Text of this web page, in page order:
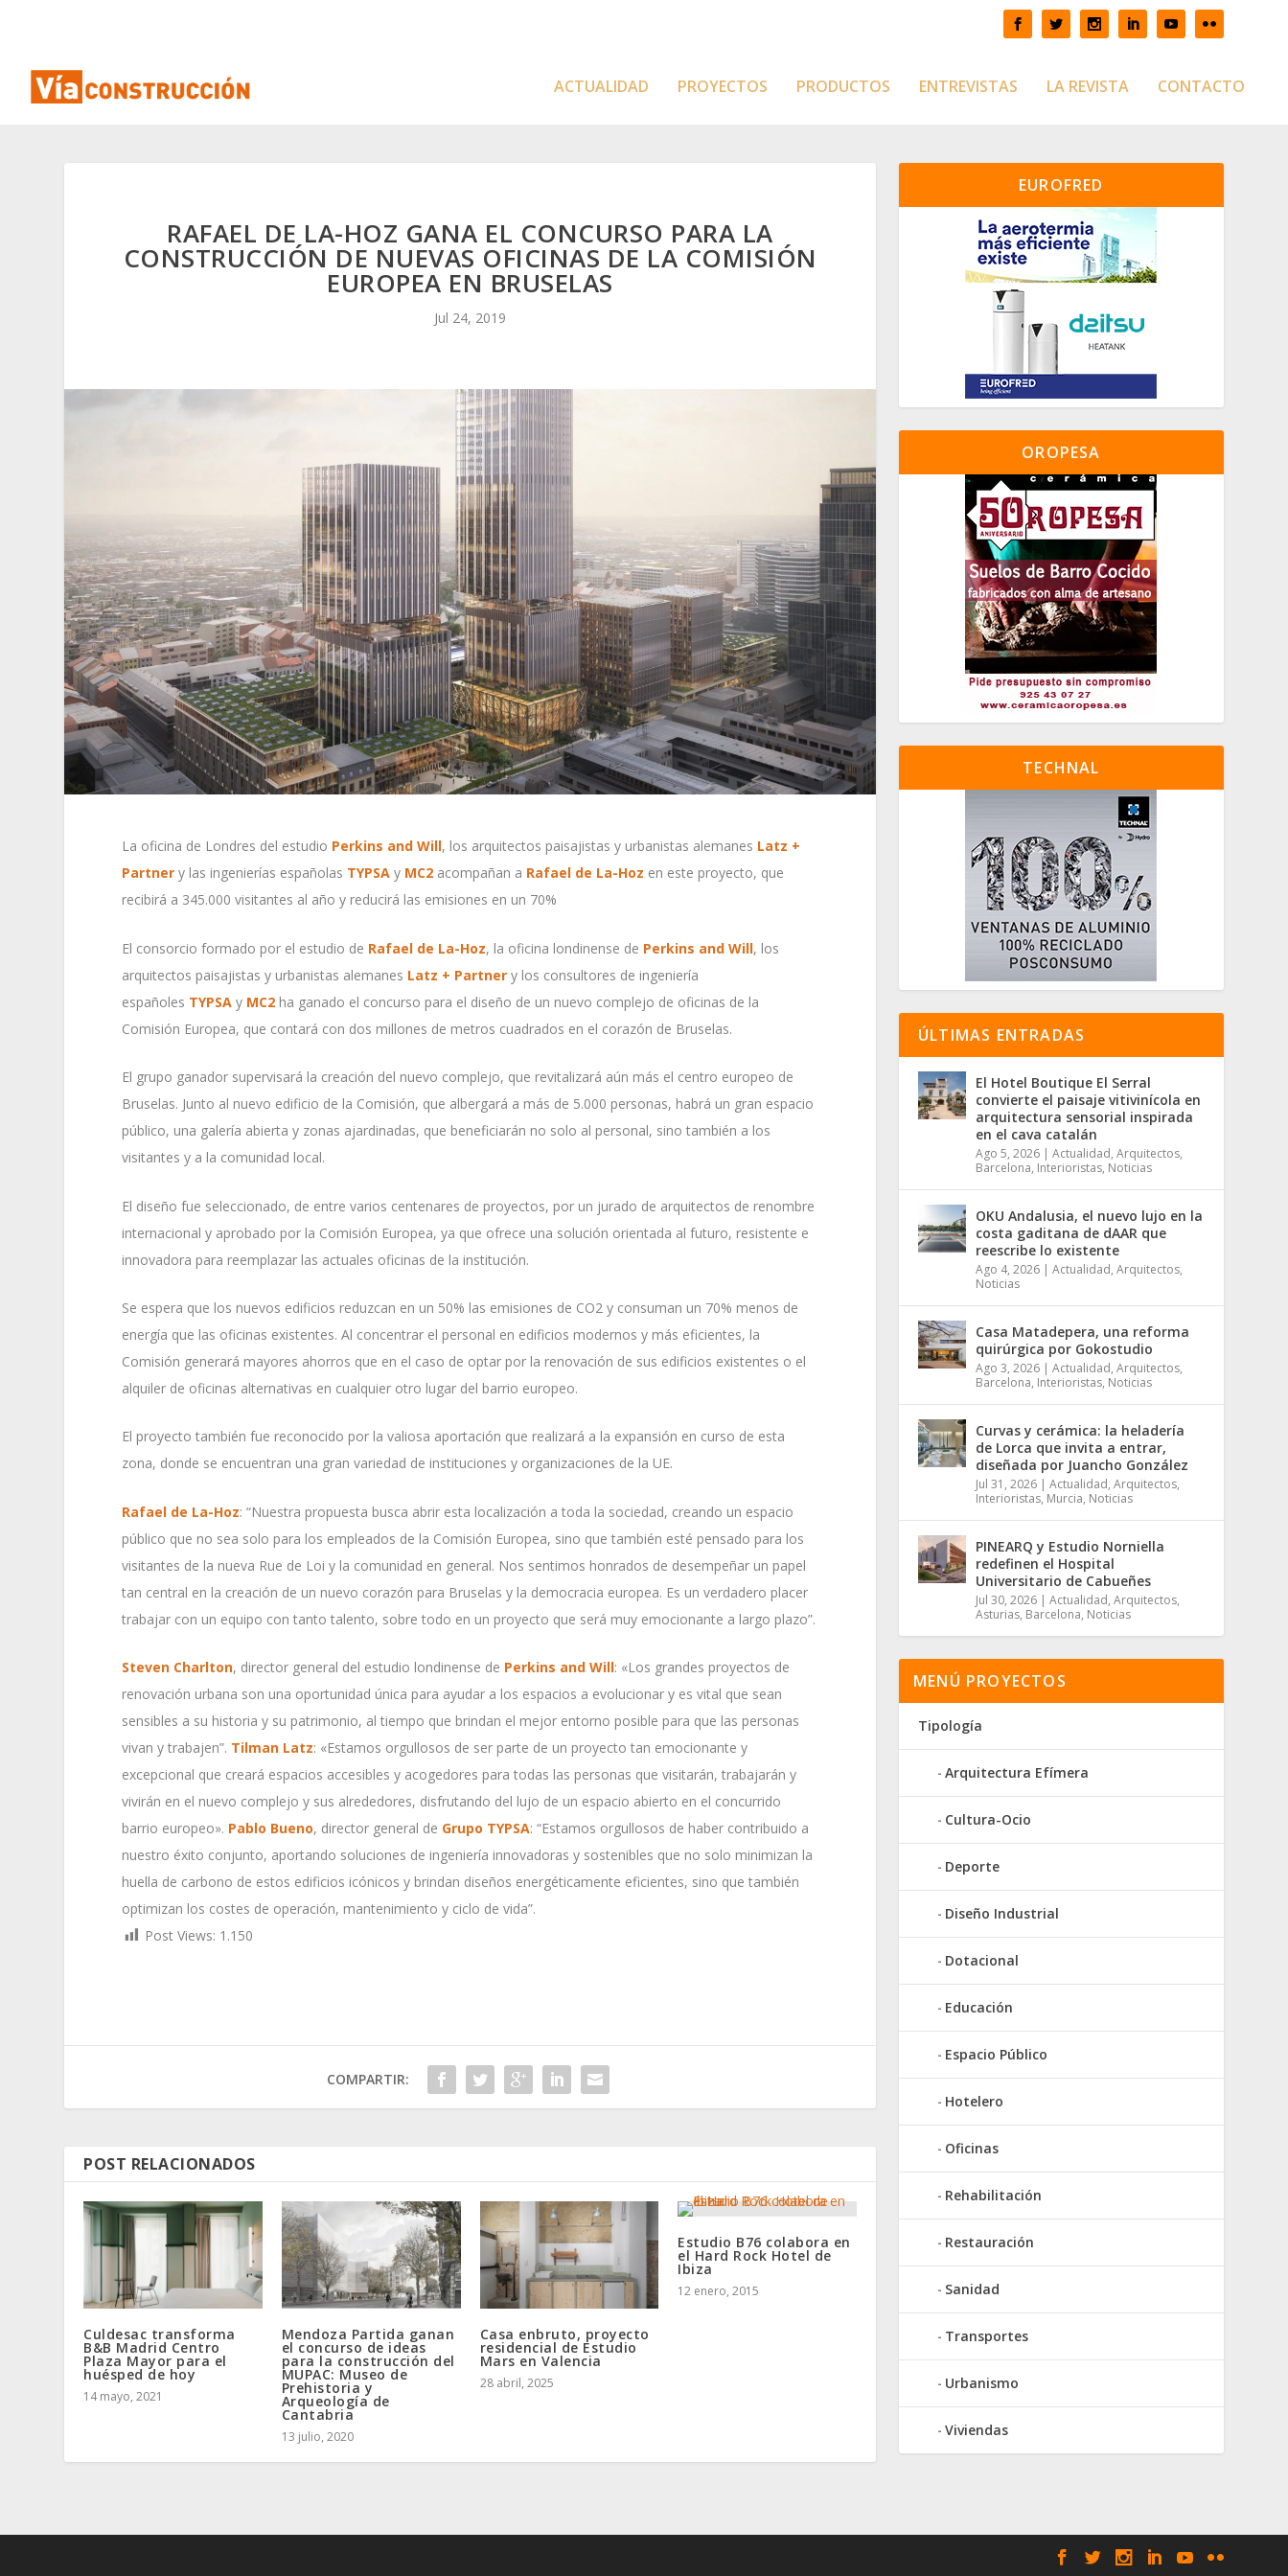
ACTUALIDAD PROYECTOS PRODUCTOS ENTREVISTAS LA REVISTA CONTACTO
RAFAEL DE LA-HOZ GANA EL CONCURSO PARA LA
CONSTRUCCIÓN DE NUEVAS OFICINAS DE LA COMISIÓN
EUROPEA EN BRUSELAS
Jul 24, 2019
La oficina de Londres del estudio Perkins and Will, los arquitectos paisajistas y urbanistas alemanes Latz +
Partner y las ingenierías españolas TYPSA y MC2 acompañan a Rafael de La-Hoz en este proyecto, que
recibirá a 345.000 visitantes al año y reducirá las emisiones en un 70%
El consorcio formado por el estudio de Rafael de La-Hoz, la oficina londinense de Perkins and Will, los
arquitectos paisajistas y urbanistas alemanes Latz + Partner y los consultores de ingeniería
españoles TYPSA y MC2 ha ganado el concurso para el diseño de un nuevo complejo de oficinas de la
Comisión Europea, que contará con dos millones de metros cuadrados en el corazón de Bruselas.
El grupo ganador supervisará la creación del nuevo complejo, que revitalizará aún más el centro europeo de
Bruselas. Junto al nuevo edificio de la Comisión, que albergará a más de 5.000 personas, habrá un gran espacio
público, una galería abierta y zonas ajardinadas, que beneficiarán no solo al personal, sino también a los
visitantes y a la comunidad local.
El diseño fue seleccionado, de entre varios centenares de proyectos, por un jurado de arquitectos de renombre
internacional y aprobado por la Comisión Europea, ya que ofrece una solución orientada al futuro, resistente e
innovadora para reemplazar las actuales oficinas de la institución.
Se espera que los nuevos edificios reduzcan en un 50% las emisiones de CO2 y consuman un 70% menos de
energía que las oficinas existentes. Al concentrar el personal en edificios modernos y más eficientes, la
Comisión generará mayores ahorros que en el caso de optar por la renovación de sus edificios existentes o el
alquiler de oficinas alternativas en cualquier otro lugar del barrio europeo.
El proyecto también fue reconocido por la valiosa aportación que realizará a la expansión en curso de esta
zona, donde se encuentran una gran variedad de instituciones y organizaciones de la UE.
Rafael de La-Hoz: “Nuestra propuesta busca abrir esta localización a toda la sociedad, creando un espacio
público que no sea solo para los empleados de la Comisión Europea, sino que también esté pensado para los
visitantes de la nueva Rue de Loi y la comunidad en general. Nos sentimos honrados de desempeñar un papel
tan central en la creación de un nuevo corazón para Bruselas y la democracia europea. Es un verdadero placer
trabajar con un equipo con tanto talento, sobre todo en un proyecto que será muy emocionante a largo plazo”.
Steven Charlton, director general del estudio londinense de Perkins and Will: «Los grandes proyectos de
renovación urbana son una oportunidad única para ayudar a los espacios a evolucionar y es vital que sean
sensibles a su historia y su patrimonio, al tiempo que brindan el mejor entorno posible para que las personas
vivan y trabajen”. Tilman Latz: «Estamos orgullosos de ser parte de un proyecto tan emocionante y
excepcional que creará espacios accesibles y acogedores para todas las personas que visitarán, trabajarán y
vivirán en el nuevo complejo y sus alrededores, disfrutando del lujo de un espacio abierto en el concurrido
barrio europeo». Pablo Bueno, director general de Grupo TYPSA: “Estamos orgullosos de haber contribuido a
nuestro éxito conjunto, aportando soluciones de ingeniería innovadoras y sostenibles que no solo minimizan la
huella de carbono de estos edificios icónicos y brindan diseños energéticamente eficientes, sino que también
optimizan los costes de operación, mantenimiento y ciclo de vida”.
Post Views: 1.150
COMPARTIR:
POST RELACIONADOS
Culdesac transforma
B&B Madrid Centro
Plaza Mayor para el
huésped de hoy
14 mayo, 2021
Mendoza Partida ganan
el concurso de ideas
para la construcción del
MUPAC: Museo de
Prehistoria y
Arqueología de
Cantabria
13 julio, 2020
Casa enbruto, proyecto
residencial de Estudio
Mars en Valencia
28 abril, 2025
Estudio B76 colabora en
el Hard Rock Hotel de
Ibiza
12 enero, 2015
EUROFRED
OROPESA
TECHNAL
ÚLTIMAS ENTRADAS
El Hotel Boutique El Serral
convierte el paisaje vitivinícola en
arquitectura sensorial inspirada
en el cava catalán
Ago 5, 2026 | Actualidad, Arquitectos,
Barcelona, Interioristas, Noticias
OKU Andalusia, el nuevo lujo en la
costa gaditana de dAAR que
reescribe lo existente
Ago 4, 2026 | Actualidad, Arquitectos,
Noticias
Casa Matadepera, una reforma
quirúrgica por Gokostudio
Ago 3, 2026 | Actualidad, Arquitectos,
Barcelona, Interioristas, Noticias
Curvas y cerámica: la heladería
de Lorca que invita a entrar,
diseñada por Juancho González
Jul 31, 2026 | Actualidad, Arquitectos,
Interioristas, Murcia, Noticias
PINEARQ y Estudio Norniella
redefinen el Hospital
Universitario de Cabueñes
Jul 30, 2026 | Actualidad, Arquitectos,
Asturias, Barcelona, Noticias
MENÚ PROYECTOS
Tipología
Arquitectura Efímera
Cultura-Ocio
Deporte
Diseño Industrial
Dotacional
Educación
Espacio Público
Hotelero
Oficinas
Rehabilitación
Restauración
Sanidad
Transportes
Urbanismo
Viviendas